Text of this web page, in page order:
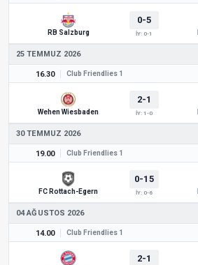
RB Salzburg
0-5
İY: 0-1
25 TEMMUZ 2026
16.30 Club Friendlies 1
Wehen Wiesbaden
2-1
İY: 1-0
30 TEMMUZ 2026
19.00 Club Friendlies 1
FC Rottach-Egern
0-15
İY: 0-6
04 AĞUSTOS 2026
14.00 Club Friendlies 1
2-1